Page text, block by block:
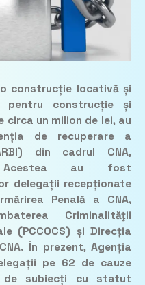
construcție locativă și
pentru construcție și
un milion de lei, au
de recuperare a
din cadrul CNA,
Acestea au fost
delegații recepționate
Penală a CNA,
Criminalităţii
(PCCOCS) și Direcția
În prezent, Agenția
pe 62 de cauze
subiecți cu statut